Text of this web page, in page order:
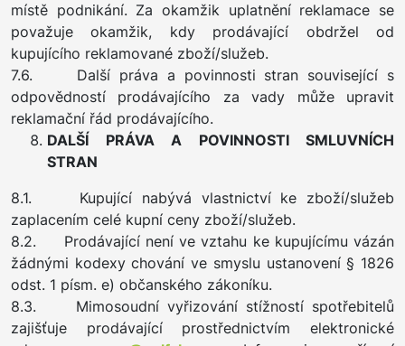
místě podnikání. Za okamžik uplatnění reklamace se
považuje okamžik, kdy prodávající obdržel od
kupujícího reklamované zboží/služeb.
7.6. Další práva a povinnosti stran související s
odpovědností prodávajícího za vady může upravit
reklamační řád prodávajícího.
DALŠÍ PRÁVA A POVINNOSTI SMLUVNÍCH
STRAN
8.1. Kupující nabývá vlastnictví ke zboží/služeb
zaplacením celé kupní ceny zboží/služeb.
8.2. Prodávající není ve vztahu ke kupujícímu vázán
žádnými kodexy chování ve smyslu ustanovení § 1826
odst. 1 písm. e) občanského zákoníku.
8.3. Mimosoudní vyřizování stížností spotřebitelů
zajišťuje prodávající prostřednictvím elektronické